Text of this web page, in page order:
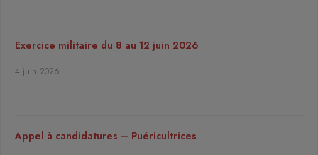
Exercice militaire du 8 au 12 juin 2026
4 juin 2026
Appel à candidatures – Puéricultrices